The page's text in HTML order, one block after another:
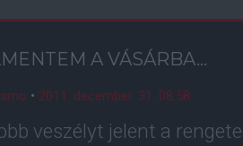
A VÁSÁRBA...
• 2011. december. 31. 08:58
veszélyt jelent a